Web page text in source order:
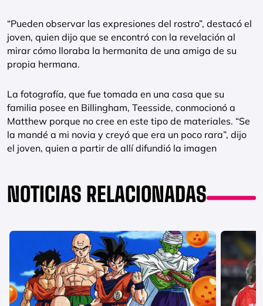
“Pueden observar las expresiones del rostro”, destacó el
joven, quien dijo que se encontró con la revelación al
mirar cómo lloraba la hermanita de una amiga de su
propia hermana.
La fotografía, que fue tomada en una casa que su
familia posee en Billingham, Teesside, conmocionó a
Matthew porque no cree en este tipo de materiales. “Se
la mandé a mi novia y creyó que era un poco rara”, dijo
el joven, quien a partir de allí difundió la imagen
NOTICIAS RELACIONADAS